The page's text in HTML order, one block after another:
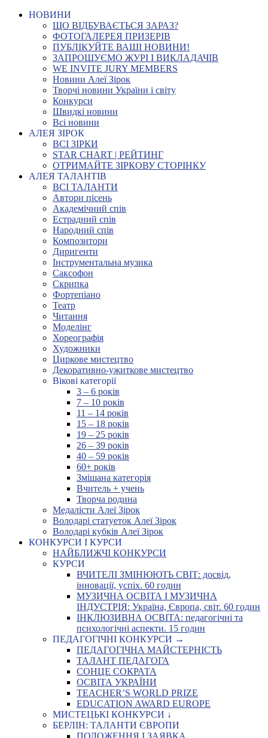
НОВИНИ
ЩО ВІДБУВАЄТЬСЯ ЗАРАЗ?
ФОТОГАЛЕРЕЯ ПРИЗЕРІВ
ПУБЛІКУЙТЕ ВАШІ НОВИНИ!
ЗАПРОШУЄМО ЖУРІ І ВИКЛАДАЧІВ
WE INVITE JURY MEMBERS
Новини Алеї Зірок
Творчі новини України і світу
Конкурси
Швидкі новини
Всі новини
АЛЕЯ ЗІРОК
ВСІ ЗІРКИ
STAR CHART | РЕЙТИНГ
ОТРИМАЙТЕ ЗІРКОВУ СТОРІНКУ
АЛЕЯ ТАЛАНТІВ
ВСІ ТАЛАНТИ
Автори пісень
Академічний спів
Естрадний спів
Народний спів
Композитори
Диригенти
Інструментальна музика
Саксофон
Скрипка
Фортепіано
Театр
Читання
Моделінг
Хореографія
Художники
Циркове мистецтво
Декоративно-ужиткове мистецтво
Вікові категорії
3 – 6 років
7 – 10 років
11 – 14 років
15 – 18 років
19 – 25 років
26 – 39 років
40 – 59 років
60+ років
Змішана категорія
Вчитель + учень
Творча родина
Медалісти Алеї Зірок
Володарі статуеток Алеї Зірок
Володарі кубків Алеї Зірок
КОНКУРСИ І КУРСИ
НАЙБЛИЖЧІ КОНКУРСИ
КУРСИ
ВЧИТЕЛІ ЗМІНЮЮТЬ СВІТ: досвід,
інновації, успіх. 60 годин
МУЗИЧНА ОСВІТА І МУЗИЧНА
ІНДУСТРІЯ: Україна, Європа, світ. 60 годин
ІНКЛЮЗИВНА ОСВІТА: педагогічні та
психологічні аспекти. 15 годин
ПЕДАГОГІЧНІ КОНКУРСИ →
ПЕДАГОГІЧНА МАЙСТЕРНІСТЬ
ТАЛАНТ ПЕДАГОГА
СОНЦЕ СОКРАТА
ОСВІТА УКРАЇНИ
TEACHER’S WORLD PRIZE
EDUCATION AWARD EUROPE
МИСТЕЦЬКІ КОНКУРСИ ↓
БЕРЛІН: ТАЛАНТИ ЄВРОПИ
ПОЛОЖЕННЯ І ЗАЯВКА